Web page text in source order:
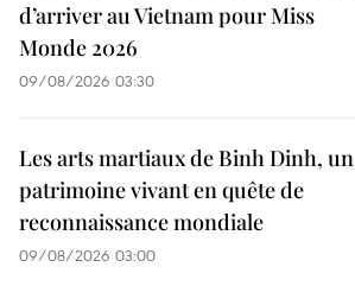
d’arriver au Vietnam pour Miss
Monde 2026
09/08/2026 03:30
Les arts martiaux de Binh Dinh, un
patrimoine vivant en quête de
reconnaissance mondiale
09/08/2026 03:00